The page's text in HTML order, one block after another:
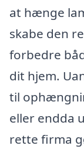
at hænge
skabe den
forbedre
dit hjem.
til
eller endda
rette firma